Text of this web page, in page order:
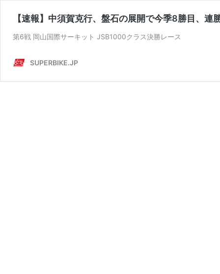
【速報】中須賀克行、盤石の展開で今季8勝目、連
第6戦 岡山国際サーキット JSB1000クラス決勝レース
SUPERBIKE.JP